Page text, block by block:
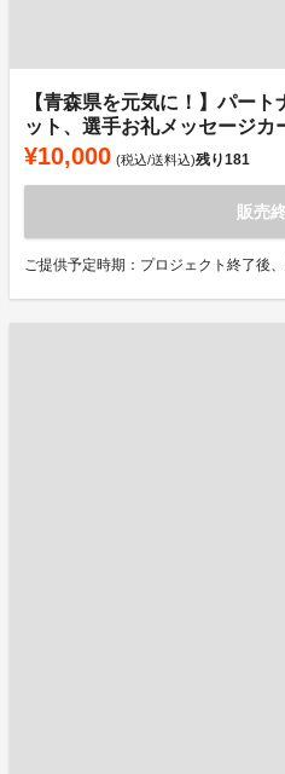
【青森県を元気に！】パー
ット、選手お礼メッセージカ
¥10,000 (税込/送料込)残り181
販売
ご提供予定時期：プロジェクト終了後